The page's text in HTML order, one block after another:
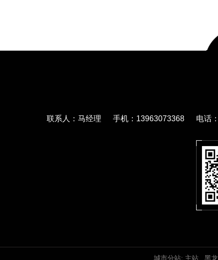
联系人：马经理 手机：13963073368 电话
城市分站: 主站 黑